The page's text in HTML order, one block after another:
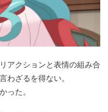
アクションと表情の組み合
わざるを得ない。
った。